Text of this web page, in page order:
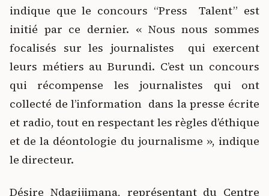
indique que le concours “Press Talent” est
initié par ce dernier. « Nous nous sommes
focalisés sur les journalistes qui exercent
leurs métiers au Burundi. C’est un concours
qui récompense les journalistes qui ont
collecté de l’information dans la presse écrite
et radio, tout en respectant les règles d’éthique
et de la déontologie du journalisme », indique
le directeur.
Désire Ndagijimana, représentant du Centre